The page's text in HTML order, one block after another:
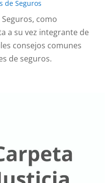
de Seguros
como
a su vez integrante de
consejos comunes
de seguros.